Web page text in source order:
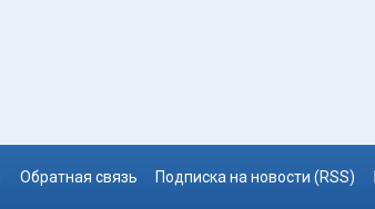
Обратная связь Подписка на новости (RSS)